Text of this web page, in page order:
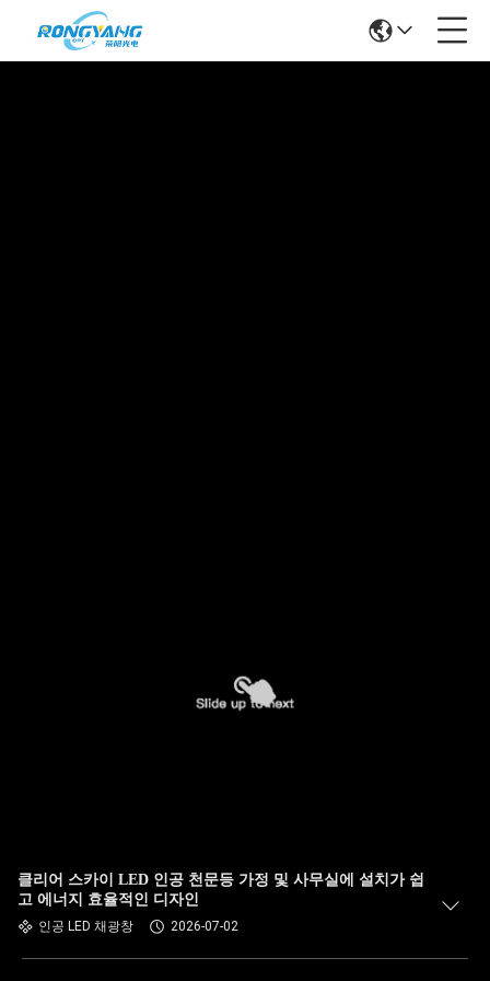
클리어 스카이 LED 인공 천문등 가정 및 사무실에 설치가 쉽
고 에너지 효율적인 디자인
인공 LED 채광창 2026-07-02